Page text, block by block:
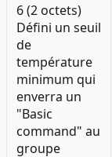
6 (2 octets)
Défini un seuil
de
température
minimum qui
enverra un
"Basic
command" au
groupe